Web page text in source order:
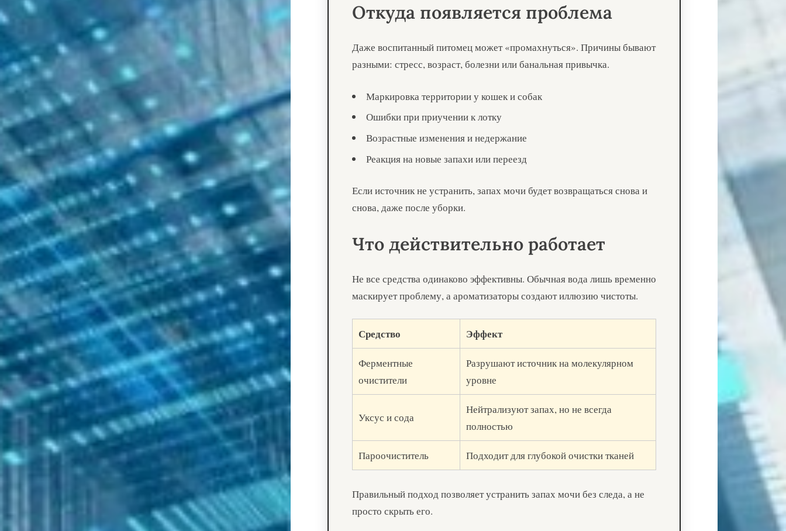
Откуда появляется проблема
Даже воспитанный питомец может «промахнуться». Причины бывают
разными: стресс, возраст, болезни или банальная привычка.
Маркировка территории у кошек и собак
Ошибки при приучении к лотку
Возрастные изменения и недержание
Реакция на новые запахи или переезд
Если источник не устранить, запах мочи будет возвращаться снова и
снова, даже после уборки.
Что действительно работает
Не все средства одинаково эффективны. Обычная вода лишь временно
маскирует проблему, а ароматизаторы создают иллюзию чистоты.
Средство Эффект
Ферментные
очистители
Разрушают источник на молекулярном
уровне
Уксус и сода
Нейтрализуют запах, но не всегда
полностью
Пароочиститель Подходит для глубокой очистки тканей
Правильный подход позволяет устранить запах мочи без следа, а не
просто скрыть его.